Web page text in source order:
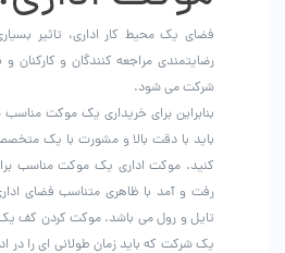
فضای یک محیط کار اداری، تاثیر
رضایتمندی مراجعه کنندگان و کارکنان
شرکت می شود.
بنابراین برای خریداری یک موکت مناسب
باید با دقت بالا و مشورت با یک
کنید. موکت اداری یک موکت مناسب
رفت و آمد با ظاهری متناسب فضای
تایل و رول می باشد. موکت کردن کف یک
یک شرکت که باید زمان طولانی ای را در